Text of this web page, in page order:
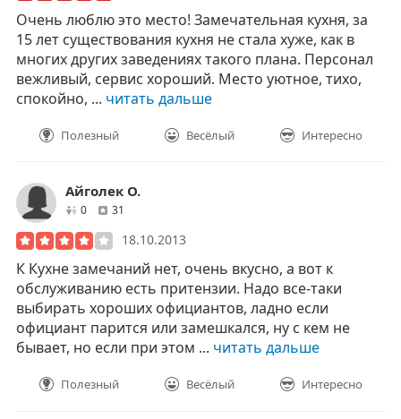
Очень люблю это место! Замечательная кухня, за
15 лет существования кухня не стала хуже, как в
многих других заведениях такого плана. Персонал
вежливый, сервис хороший. Место уютное, тихо,
спокойно, ... читать дальше
Полезный Весёлый Интересно
Айголек О.
0друзей
31
18.10.2013
К Кухне замечаний нет, очень вкусно, а вот к
обслуживанию есть притензии. Надо все-таки
выбирать хороших официантов, ладно если
официант парится или замешкался, ну с кем не
бывает, но если при этом ... читать дальше
Полезный Весёлый Интересно